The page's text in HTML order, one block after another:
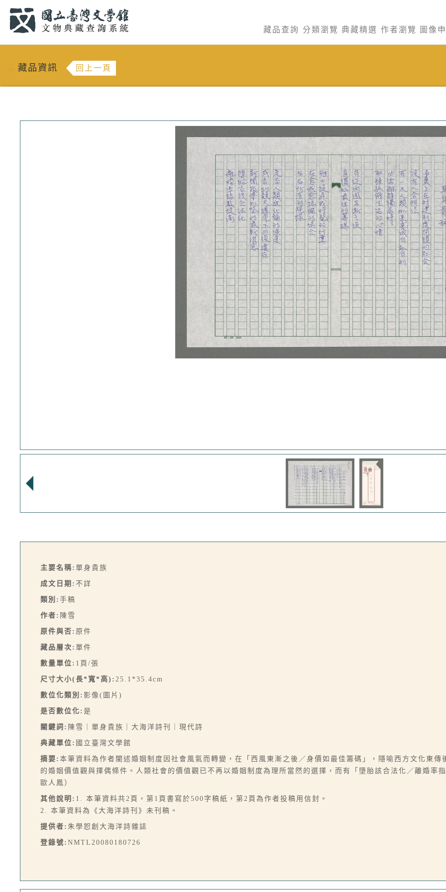
藏品查詢 分類瀏覽 典藏精選 作者瀏覽 圖像
::: 藏品資訊 回上一頁
主要名稱: 單身貴族
成文日期: 不詳
類別: 手稿
作者: 陳雪
原件與否: 原件
藏品層次: 單件
數量單位: 1頁/張
尺寸大小(長*寬*高): 25.1*35.4cm
數位化類別: 影像(圖片)
是否數位化: 是
關鍵詞: 陳雪｜單身貴族｜大海洋詩刊｜現代詩
典藏單位: 國立臺灣文學館
摘要: 本筆資料為作者闡述婚姻制度因社會風氣而轉變，在「西風東漸之後／身價如最佳籌碼」，隱喻西方文化東
的婚姻價值觀與擇偶條件。人類社會的價值觀已不再以婚姻制度為理所當然的選擇，而有「墮胎該合法化／離婚率
歐人鳳）
其他說明: 1. 本筆資料共2頁，第1頁書寫於500字稿紙，第2頁為作者投稿用信封。
2. 本筆資料為《大海洋詩刊》未刊稿。
提供者: 朱學恕創大海洋詩雜誌
登錄號: NMTL20080180726